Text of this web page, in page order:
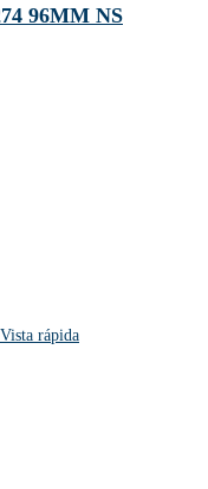
96MM NS
Vista rápida